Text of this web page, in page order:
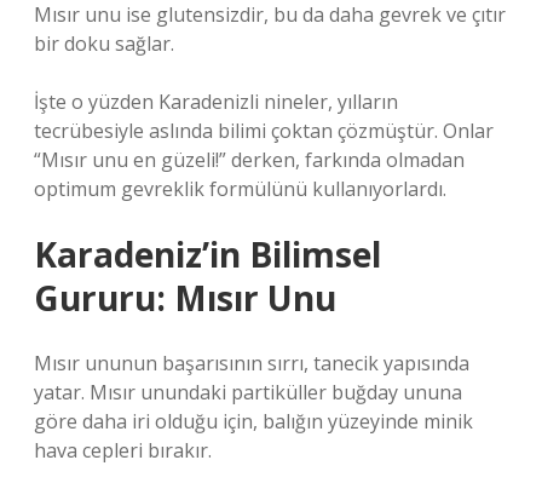
Mısır unu ise glutensizdir, bu da daha gevrek ve çıtır
bir doku sağlar.
İşte o yüzden Karadenizli nineler, yılların
tecrübesiyle aslında bilimi çoktan çözmüştür. Onlar
“Mısır unu en güzeli!” derken, farkında olmadan
optimum gevreklik formülünü kullanıyorlardı.
Karadeniz’in Bilimsel
Gururu: Mısır Unu
Mısır ununun başarısının sırrı, tanecik yapısında
yatar. Mısır unundaki partiküller buğday ununa
göre daha iri olduğu için, balığın yüzeyinde minik
hava cepleri bırakır.